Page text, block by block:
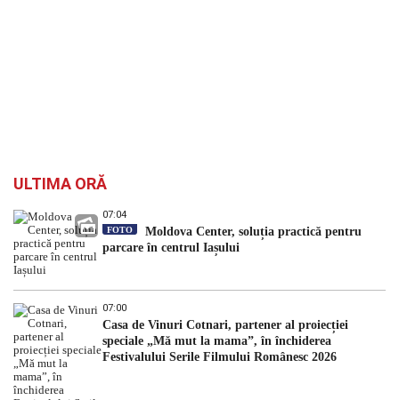
ULTIMA ORĂ
07:04
FOTO
Moldova Center, soluția practică pentru
parcare în centrul Iașului
07:00
Casa de Vinuri Cotnari, partener al proiecției
speciale „Mă mut la mama”, în închiderea
Festivalului Serile Filmului Românesc 2026